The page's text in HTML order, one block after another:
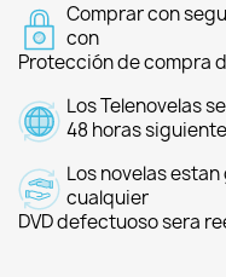
Comprar con
con
Protección de compra
Los Telenovelas
48 horas
Los novelas
cualquier
DVD defectuoso sera